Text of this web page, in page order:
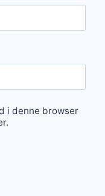
i denne browser